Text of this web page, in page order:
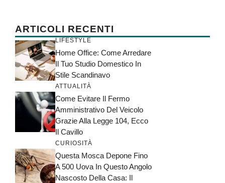
ARTICOLI RECENTI
LIFESTYLE
Home Office: Come Arredare
Il Tuo Studio Domestico In
Stile Scandinavo
ATTUALITÀ
Come Evitare Il Fermo
Amministrativo Del Veicolo
Grazie Alla Legge 104, Ecco
Il Cavillo
CURIOSITÀ
Questa Mosca Depone Fino
A 500 Uova In Questo Angolo
Nascosto Della Casa: Il